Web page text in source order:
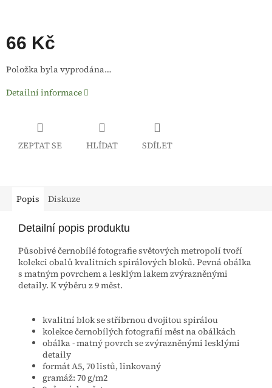
66 Kč
Měrná
cena:
Položka byla vyprodána…
Detailní informace
ZEPTAT SE HLÍDAT SDÍLET
Popis Diskuze
Detailní popis produktu
Působivé černobílé fotografie světových metropolí tvoří
kolekci obalů kvalitních spirálových bloků. Pevná obálka
s matným povrchem a lesklým lakem zvýrazněnými
detaily. K výběru z 9 měst.
kvalitní blok se stříbrnou dvojitou spirálou
kolekce černobílých fotografií měst na obálkách
obálka - matný povrch se zvýrazněnými lesklými
detaily
formát A5, 70 listů, linkovaný
gramáž: 70 g/m2